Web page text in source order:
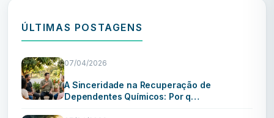
ÚLTIMAS POSTAGENS
07/04/2026
A Sinceridade na Recuperação de
Dependentes Químicos: Por q…